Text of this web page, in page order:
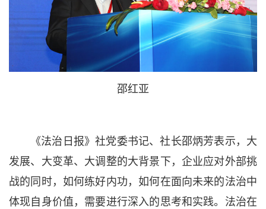
邵红亚
《法治日报》社党委书记、社长邵炳芳表示，大
发展、大变革、大调整的大背景下，企业应对外部挑
战的同时，如何练好内功，如何在面向未来的法治中
体现自身价值，需要进行深入的思考和实践。法治在